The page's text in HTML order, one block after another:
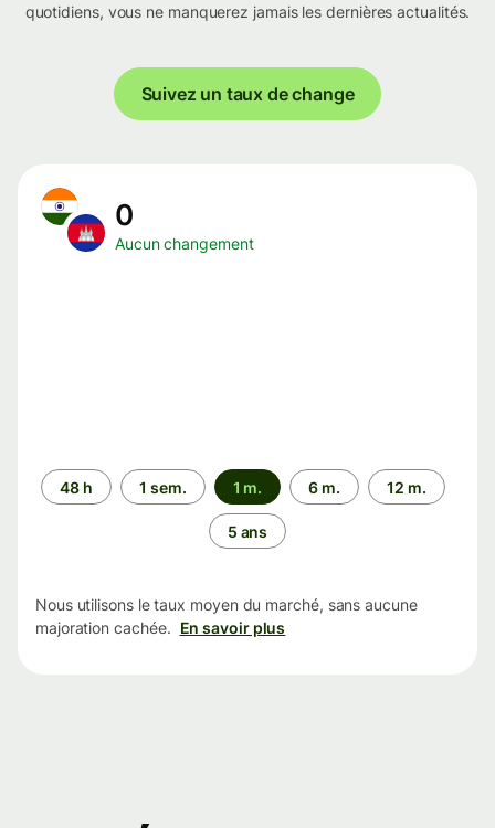
quotidiens, vous ne manquerez jamais les dernières actualités.
Suivez un taux de change
0
Aucun changement
Période
48 h 1 sem. 1 m. 6 m. 12 m.
5 ans
Nous utilisons le taux moyen du marché, sans aucune
majoration cachée. En savoir plus